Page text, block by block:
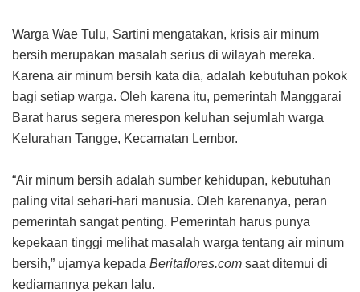
Warga Wae Tulu, Sartini mengatakan, krisis air minum
bersih merupakan masalah serius di wilayah mereka.
Karena air minum bersih kata dia, adalah kebutuhan pokok
bagi setiap warga. Oleh karena itu, pemerintah Manggarai
Barat harus segera merespon keluhan sejumlah warga
Kelurahan Tangge, Kecamatan Lembor.
“Air minum bersih adalah sumber kehidupan, kebutuhan
paling vital sehari-hari manusia. Oleh karenanya, peran
pemerintah sangat penting. Pemerintah harus punya
kepekaan tinggi melihat masalah warga tentang air minum
bersih,” ujarnya kepada Beritaflores.com saat ditemui di
kediamannya pekan lalu.